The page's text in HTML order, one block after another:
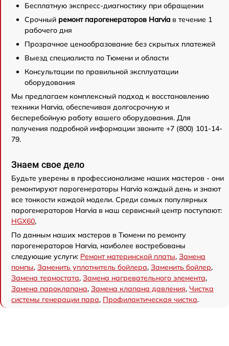
Бесплатную экспресс-диагностику при обращении
Срочный ремонт парогенераторов Harvia в течение 1
рабочего дня
Прозрачное ценообразование без скрытых платежей
Выезд специалиста по Тюмени и области
Консультации по правильной эксплуатации
оборудования
Мы предлагаем комплексный подход к восстановлению
техники Harvia, обеспечивая долгосрочную и
бесперебойную работу вашего оборудования. Для
получения подробной информации звоните +7 (800) 101-14-
79.
Знаем свое дело
Будьте уверены в профессионализме наших мастеров - они
ремонтируют парогенераторы Harvia каждый день и знают
все тонкости каждой модели. Среди самых популярных
парогенераторов Harvia в наш сервисный центр поступают:
HGX60,
По данным наших мастеров в Тюмени по ремонту
парогенераторов Harvia, наиболее востребованы
следующие услуги: Ремонт материнской платы, Замена
помпы, Заменить уплотнитель бойлера, Заменить бойлер,
Замена термостата, Замена нагревательного элемента,
Замена пароклапана, Замена клапана давления, Чистка
системы генерации пара, Профилактическая чистка.